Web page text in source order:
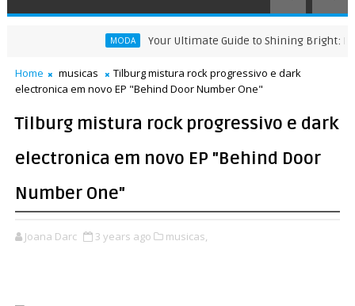
MODA Your Ultimate Guide to Shining Bright: How
Home musicas
Tilburg mistura rock progressivo e dark
electronica em novo EP "Behind Door Number One"
Tilburg mistura rock progressivo e dark
electronica em novo EP "Behind Door
Number One"
Joana Darc 3 years ago musicas,